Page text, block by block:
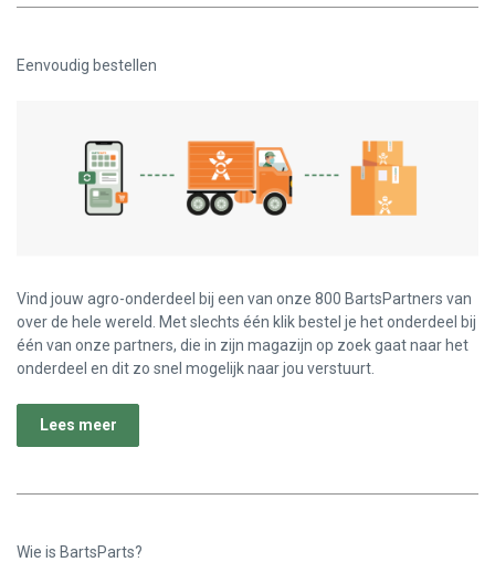
Eenvoudig bestellen
Vind jouw agro-onderdeel bij een van onze 800 BartsPartners van
over de hele wereld. Met slechts één klik bestel je het onderdeel bij
één van onze partners, die in zijn magazijn op zoek gaat naar het
onderdeel en dit zo snel mogelijk naar jou verstuurt.
Lees meer
Wie is BartsParts?